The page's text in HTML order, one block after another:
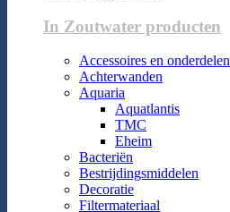
In Zoutwater producten
Accessoires en onderdelen
Achterwanden
Aquaria
Aquatlantis
TMC
Eheim
Bacteriën
Bestrijdingsmiddelen
Decoratie
Filtermateriaal